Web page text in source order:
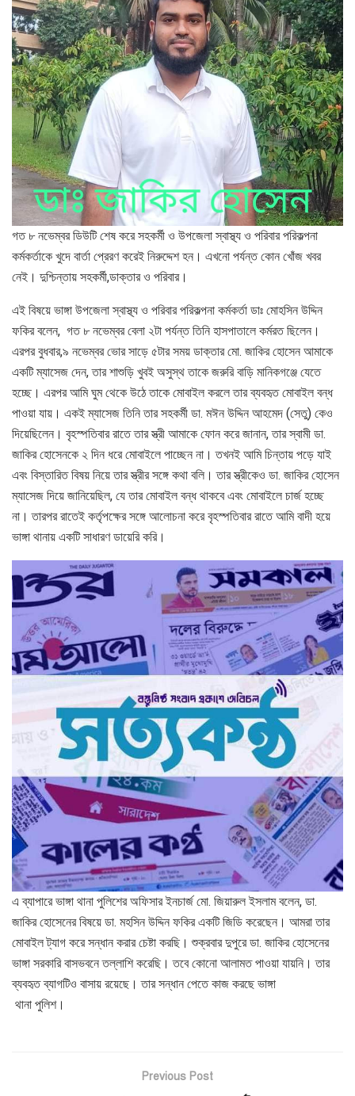
গত ৮ নভেম্বর ডিউটি শেষ করে সহকর্মী ও উপজেলা স্বাস্থ্য ও পরিবার পরিকল্পনা
কর্মকর্তাকে খুদে বার্তা প্রেরণ করেই নিরুদ্দেশ হন। এখনো পর্যন্ত কোন খোঁজ খবর
নেই। দুশ্চিন্তায় সহকর্মী,ডাক্তার ও পরিবার।
এই বিষয়ে ভাঙ্গা উপজেলা স্বাস্থ্য ও পরিবার পরিকল্পনা কর্মকর্তা ডাঃ মোহসিন উদ্দিন
ফকির বলেন, গত ৮ নভেম্বর বেলা ২টা পর্যন্ত তিনি হাসপাতালে কর্মরত ছিলেন।
এরপর বুধবার,৯ নভেম্বর ভোর সাড়ে ৫টার সময় ডাক্তার মো. জাকির হোসেন আমাকে
একটি ম্যাসেজ দেন, তার শাশুড়ি খুবই অসুস্থ তাকে জরুরি বাড়ি মানিকগঞ্জে যেতে
হচ্ছে। এরপর আমি ঘুম থেকে উঠে তাকে মোবাইল করলে তার ব্যবহৃত মোবাইল বন্ধ
পাওয়া যায়। একই ম্যাসেজ তিনি তার সহকর্মী ডা. মঈন উদ্দিন আহমেদ (সেতু) কেও
দিয়েছিলেন। বৃহস্পতিবার রাতে তার স্ত্রী আমাকে ফোন করে জানান, তার স্বামী ডা.
জাকির হোসেনকে ২ দিন ধরে মোবাইলে পাচ্ছেন না। তখনই আমি চিন্তায় পড়ে যাই
এবং বিস্তারিত বিষয় নিয়ে তার স্ত্রীর সঙ্গে কথা বলি। তার স্ত্রীকেও ডা. জাকির হোসেন
ম্যাসেজ দিয়ে জানিয়েছিল, যে তার মোবাইল বন্ধ থাকবে এবং মোবাইলে চার্জ হচ্ছে
না। তারপর রাতেই কর্তৃপক্ষের সঙ্গে আলোচনা করে বৃহস্পতিবার রাতে আমি বাদী হয়ে
ভাঙ্গা থানায় একটি সাধারণ ডায়েরি করি।
এ ব্যাপারে ভাঙ্গা থানা পুলিশের অফিসার ইনচার্জ মো. জিয়ারুল ইসলাম বলেন, ডা.
জাকির হোসেনের বিষয়ে ডা. মহসিন উদ্দিন ফকির একটি জিডি করেছেন। আমরা তার
মোবাইল ট্যাগ করে সন্ধান করার চেষ্টা করছি। শুক্রবার দুপুরে ডা. জাকির হোসেনের
ভাঙ্গা সরকারি বাসভবনে তল্লাশি করেছি। তবে কোনো আলামত পাওয়া যায়নি। তার
ব্যবহৃত ব্যাগটিও বাসায় রয়েছে। তার সন্ধান পেতে কাজ করছে ভাঙ্গা
থানা পুলিশ।
Previous Post